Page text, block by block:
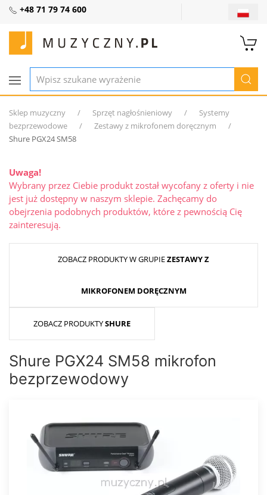
+48 71 79 74 600
Sklep muzyczny Sprzęt nagłośnieniowy
Systemy
bezprzewodowe
Zestawy z mikrofonem doręcznym
Shure PGX24 SM58
Uwaga!
Wybrany przez Ciebie produkt został wycofany z oferty i nie
jest już dostępny w naszym sklepie. Zachęcamy do
obejrzenia podobnych produktów, które z pewnością Cię
zainteresują.
ZOBACZ PRODUKTY W GRUPIEZESTAWY Z
MIKROFONEM DORĘCZNYM
ZOBACZ PRODUKTYSHURE
Shure PGX24 SM58 mikrofon
bezprzewodowy